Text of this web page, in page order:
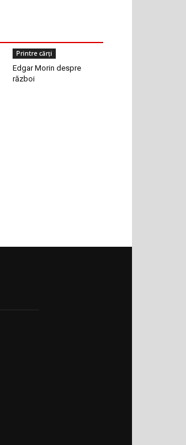
Printre cărți
Edgar Morin despre
război